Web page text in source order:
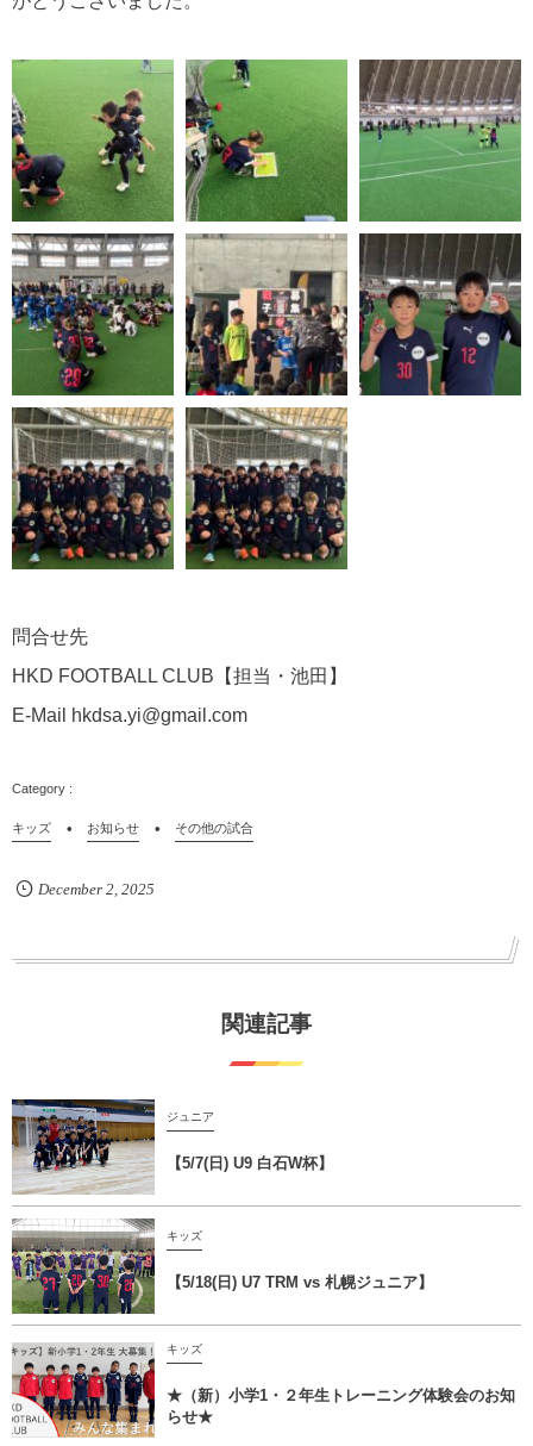
問合せ先
HKD FOOTBALL CLUB【担当・池田】
E-Mail hkdsa.yi@gmail.com
キッズ お知らせ その他の試合
December 2, 2025
関連記事
ジュニア
【5/7(日) U9 白石W杯】
キッズ
【5/18(日) U7 TRM vs 札幌ジュニア】
キッズ
★（新）小学1・２年生トレーニング体験会のお知
らせ★